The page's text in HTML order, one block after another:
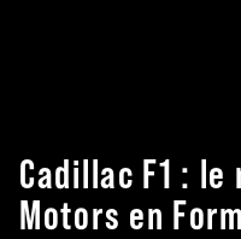
Cadillac F1 :
Motors en